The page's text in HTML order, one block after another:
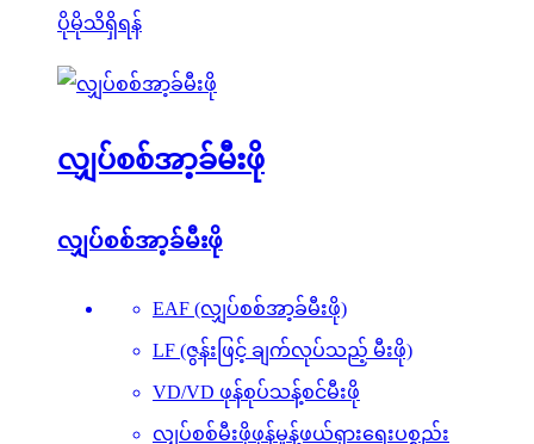
ပိုမိုသိရှိရန်
လျှပ်စစ်အာ့ခ်မီးဖို
လျှပ်စစ်အာ့ခ်မီးဖို
EAF (လျှပ်စစ်အာ့ခ်မီးဖို)
LF (ဇွန်းဖြင့် ချက်လုပ်သည့် မီးဖို)
VD/VD ဖုန်စုပ်သန့်စင်မီးဖို
လျှပ်စစ်မီးဖိုဖုန်မှုန့်ဖယ်ရှားရေးပစ္စည်း